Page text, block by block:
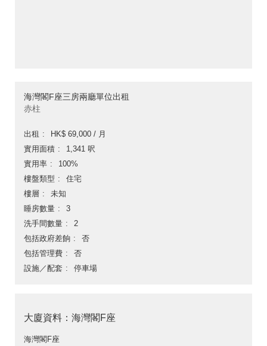
海灣閣F座三房兩廳單位出租
赤柱
出租
HK$ 69,000 / 月
實用面積
1,341 呎
實用率
100%
樓盤類型
住宅
樓層
未知
睡房數量
3
洗手間數量
2
包括政府差餉
否
包括管理費
否
設施／配套
停車場
大廈資料：海灣閣F座
海灣閣F座